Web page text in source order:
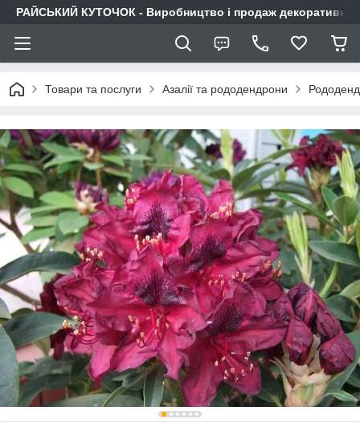
РАЙСЬКИЙ КУТОЧОК - Виробництво і продаж декоративних
Товари та послуги Азалії та рододендрони